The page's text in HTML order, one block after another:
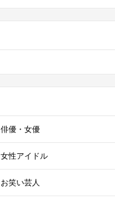
俳優・女優
女性アイドル
お笑い芸人